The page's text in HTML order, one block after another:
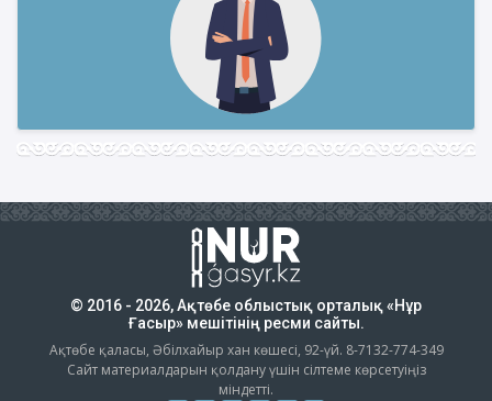
© 2016 - 2026, Ақтөбе облыстық орталық «Нұр
Ғасыр» мешітінің ресми сайты.
Ақтөбе қаласы, Әбілхайыр хан көшесі, 92-үй. 8-7132-774-349
Сайт материалдарын қолдану үшін сілтеме көрсетуіңіз
міндетті.